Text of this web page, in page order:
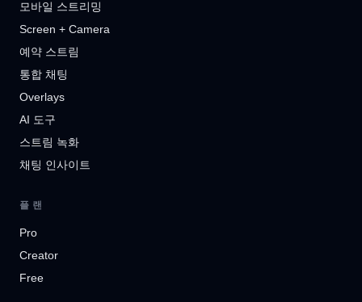
모바일 스트리밍
Screen + Camera
예약 스트림
통합 채팅
Overlays
AI 도구
스트림 녹화
채팅 인사이트
플랜
Pro
Creator
Free